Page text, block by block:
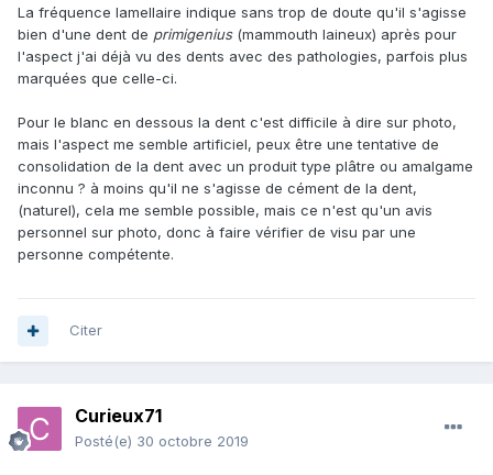
La fréquence lamellaire indique sans trop de doute qu'il s'agisse
bien d'une dent de primigenius (mammouth laineux) après pour
l'aspect j'ai déjà vu des dents avec des pathologies, parfois plus
marquées que celle-ci.
Pour le blanc en dessous la dent c'est difficile à dire sur photo,
mais l'aspect me semble artificiel, peux être une tentative de
consolidation de la dent avec un produit type plâtre ou amalgame
inconnu ? à moins qu'il ne s'agisse de cément de la dent,
(naturel), cela me semble possible, mais ce n'est qu'un avis
personnel sur photo, donc à faire vérifier de visu par une
personne compétente.
Citer
Curieux71
Posté(e) 30 octobre 2019